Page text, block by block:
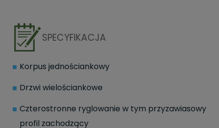
SPECYFIKACJA
Korpus jednościankowy
Drzwi wielościankowe
Czterostronne ryglowanie w tym przyzawiasowy
profil zachodzący